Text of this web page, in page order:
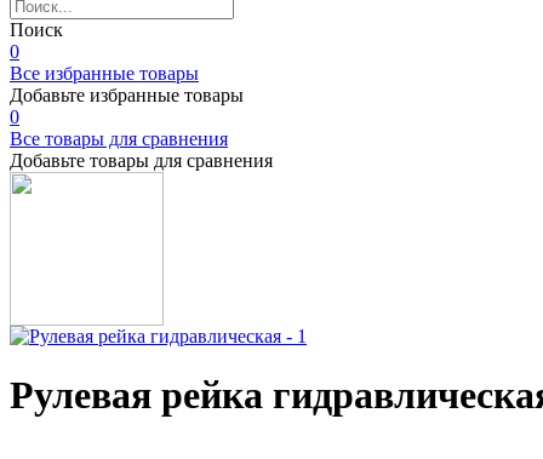
Поиск
0
Все избранные товары
Добавьте избранные товары
0
Все товары для сравнения
Добавьте товары для сравнения
Рулевая рейка